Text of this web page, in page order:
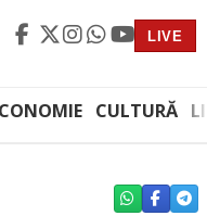
LIVE
CULTURĂ
WHATSAPP